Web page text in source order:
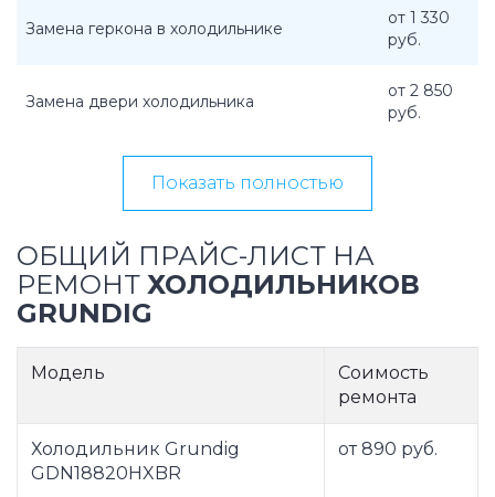
Замена геркона в холодильнике
от 1 330
руб.
Замена двери холодильника
от 2 850
руб.
Показать полностью
ОБЩИЙ ПРАЙС-ЛИСТ НА
РЕМОНТ ХОЛОДИЛЬНИКОВ
GRUNDIG
Модель
Соимость
ремонта
Холодильник Grundig
GDN18820HXBR
от 890 руб.